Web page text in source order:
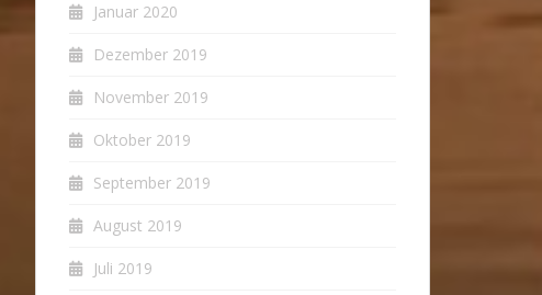
Januar 2020
Dezember 2019
November 2019
Oktober 2019
September 2019
August 2019
Juli 2019